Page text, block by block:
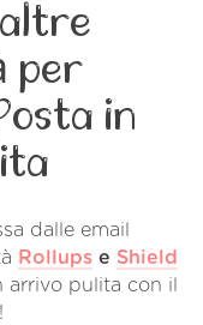
per
in
dalle email
Rollups e Shield
arrivo pulita con il